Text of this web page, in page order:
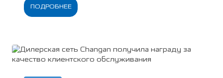
драйва и покупки с учетом действующих
специальных предложений.
ПОДРОБНЕЕ